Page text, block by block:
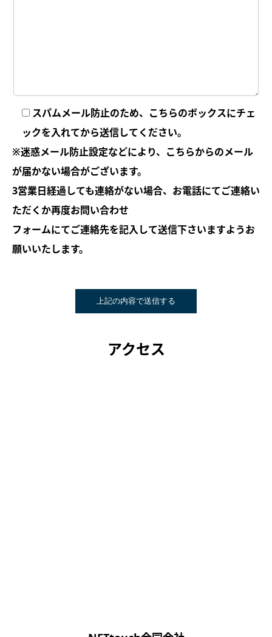
スパムメール防止のため、こちらのボックスにチェ
ックを入れてから送信してください。
※迷惑メール防止設定などにより、こちらからのメール
が届かない場合がございます。
3営業日経過しても連絡がない場合、お電話にてご連絡い
ただくか再度お問い合わせ
フォームにてご連絡先を記入して送信下さいますようお
願いいたします。
アクセス